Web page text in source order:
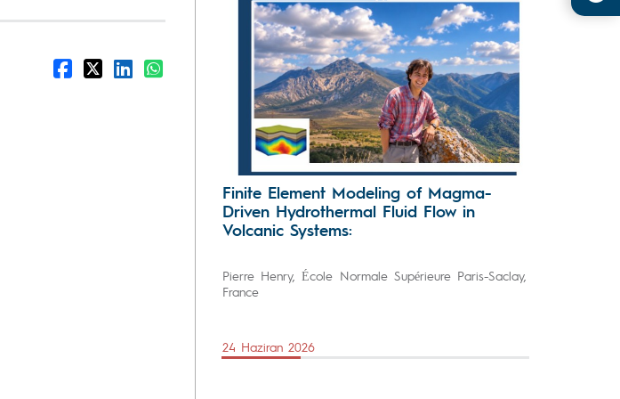
Finite Element Modeling of Magma-
Driven Hydrothermal Fluid Flow in
Volcanic Systems:
Pierre Henry, École Normale Supérieure Paris-Saclay,
France
24 Haziran 2026